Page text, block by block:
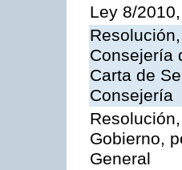
Ley 8/
Consejería
Carta de
Consejería
Gobierno,
General